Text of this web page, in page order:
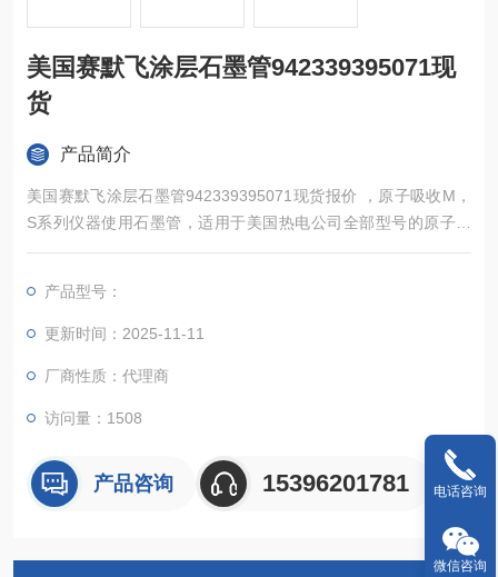
美国赛默飞涂层石墨管942339395071现
货
产品简介
美国赛默飞涂层石墨管942339395071现货报价 ​，原子吸收M，
S系列仪器使用石墨管，适用于美国热电公司全部型号的原子吸
收光谱仪。货号942339395071，10支/盒，*，常备现货
产品型号：
更新时间：2025-11-11
厂商性质：代理商
访问量：1508
产品咨询 15396201781 电话咨询
微信咨询